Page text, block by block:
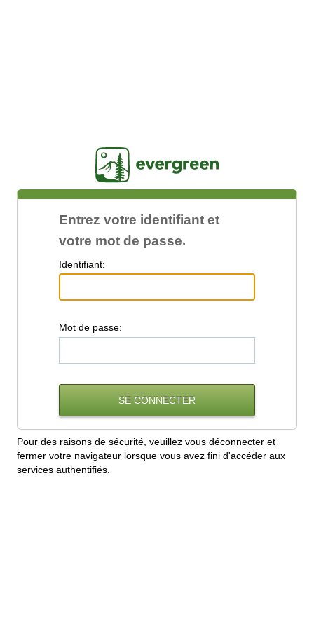
Entrez votre identifiant et
votre mot de passe.
Identifiant:
Mot de passe:
Pour des raisons de sécurité, veuillez vous déconnecter et
fermer votre navigateur lorsque vous avez fini d'accéder aux
services authentifiés.